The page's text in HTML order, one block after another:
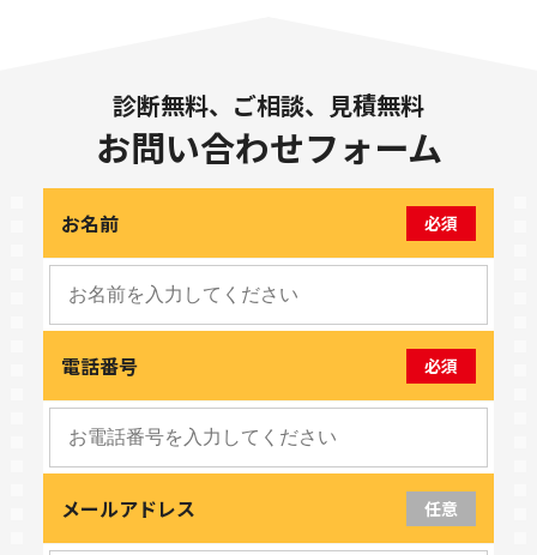
診断無料、ご相談、見積無料
お問い合わせフォーム
お名前 必須
電話番号 必須
メールアドレス 任意